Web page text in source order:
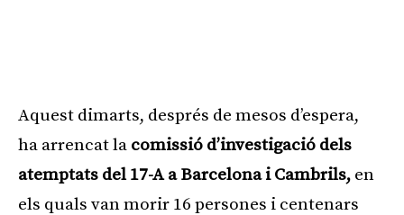
Aquest dimarts, després de mesos d’espera,
ha arrencat la comissió d’investigació dels
atemptats del 17-A a Barcelona i Cambrils, en
els quals van morir 16 persones i centenars